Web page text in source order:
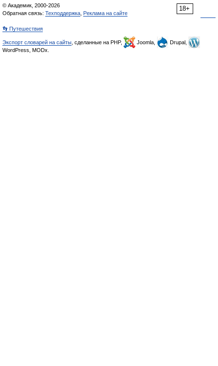
18+
© Академик, 2000-2026
Обратная связь: Техподдержка Реклама на сайте
👣 Путешествия
Экспорт словарей на сайты , сделанные на PHP, Joomla,
Drupal,
WordPress, MODx.